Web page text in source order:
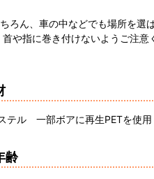
ろん、車の中などでも場所を選
や指に巻き付けないようご注意
テル 一部ボアに再生PETを使用
齢